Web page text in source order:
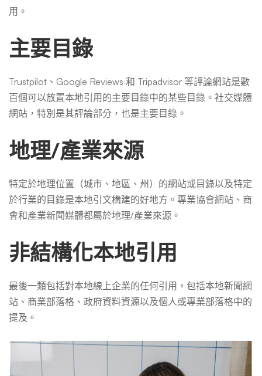
用。
主要目錄
Trustpilot、Google Reviews 和 Tripadvisor 等評論網站是數
百個可以放置本地引用的主要目錄中的某些目錄。社交媒體
網站，特別是其評論部分，也是主要目錄。
地理/產業來源
特定於地理位置（城市、地區、州）的網站或目錄以及特定
於行業的目錄是本地引文構建的好地方。專業協會網站、商
會和產業新聞媒體都屬於地理/產業來源。
非結構化本地引用
最後一類包括對本地線上企業的任何引用，包括本地新聞網
站、商業部落格、政府資料資源以及個人或專業部落格中的
提及。